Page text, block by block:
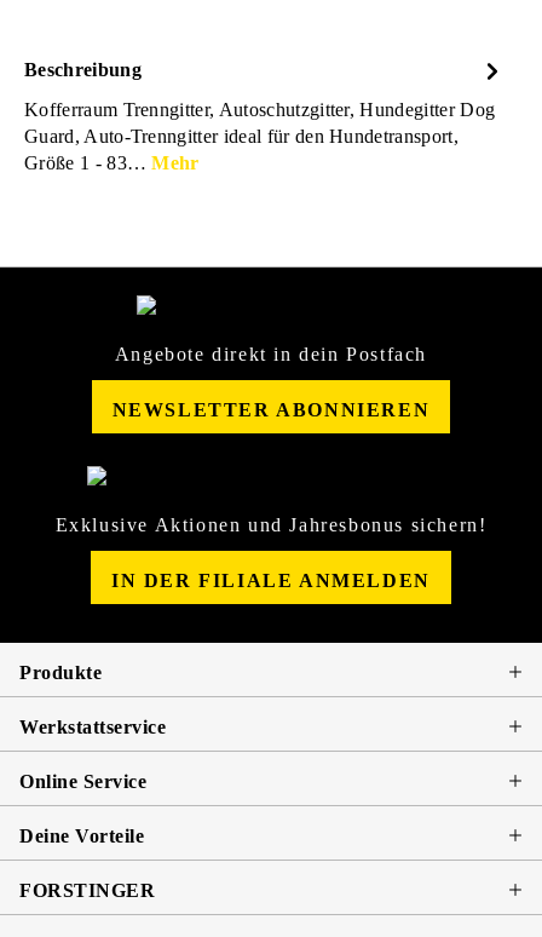
Beschreibung
Kofferraum Trenngitter, Autoschutzgitter, Hundegitter Dog
Guard, Auto-Trenngitter ideal für den Hundetransport,
Größe 1 - 83…Mehr
Angebote direkt in dein Postfach
NEWSLETTER ABONNIEREN
Exklusive Aktionen und Jahresbonus sichern!
IN DER FILIALE ANMELDEN
Produkte
Werkstattservice
Online Service
Deine Vorteile
FORSTINGER